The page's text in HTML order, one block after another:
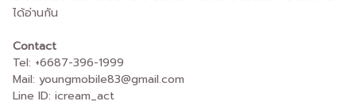
ได้อ่านกัน
Contact
Tel: +6687-396-1999
Mail: youngmobile83@gmail.com
Line ID: icream_act